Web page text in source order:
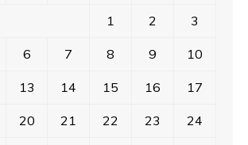
1 2 3
6 7 8 9 10
13 14 15 16 17
20 21 22 23 24